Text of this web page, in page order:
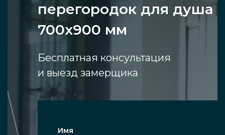
перегородок для душа
700х900 мм
Бесплатная консультация
и выезд замерщика